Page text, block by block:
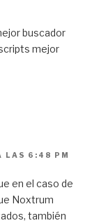
buscador
mejor
LAS 6:48 PM
en el caso de
Noxtrum
también